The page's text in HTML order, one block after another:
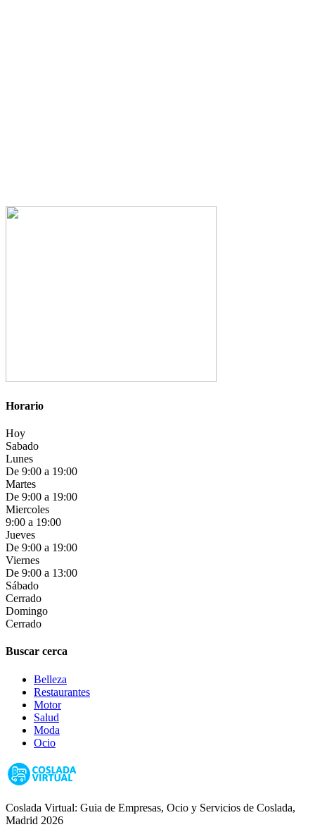
Horario
Hoy
Sabado
Lunes
De 9:00 a 19:00
Martes
De 9:00 a 19:00
Miercoles
9:00 a 19:00
Jueves
De 9:00 a 19:00
Viernes
De 9:00 a 13:00
Sábado
Cerrado
Domingo
Cerrado
Buscar cerca
Belleza
Restaurantes
Motor
Salud
Moda
Ocio
Coslada Virtual: Guia de Empresas, Ocio y Servicios de Coslada,
Madrid 2026